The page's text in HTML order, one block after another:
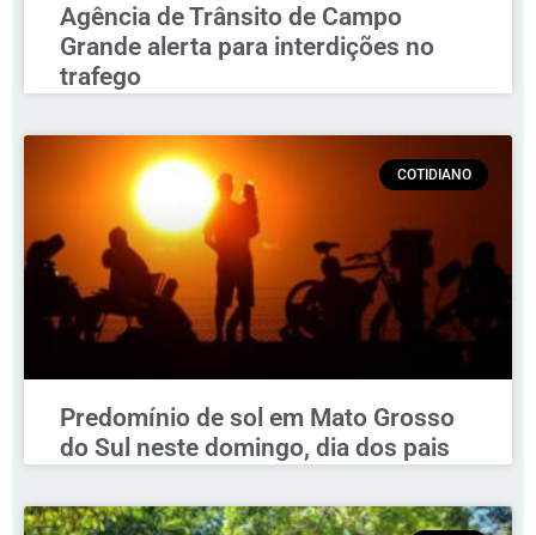
Agência de Trânsito de Campo
Grande alerta para interdições no
trafego
COTIDIANO
Predomínio de sol em Mato Grosso
do Sul neste domingo, dia dos pais